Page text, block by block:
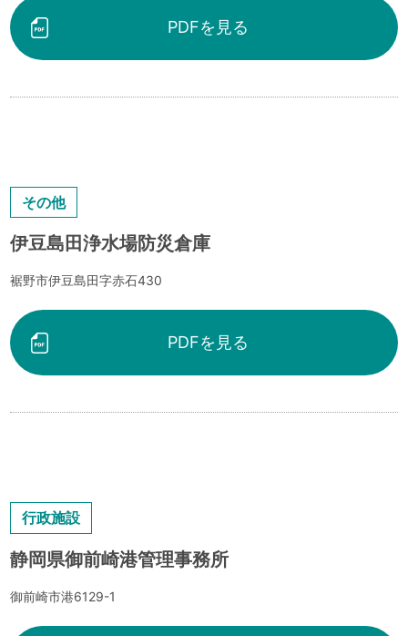
PDFを見る
その他
伊豆島田浄水場防災倉庫
裾野市伊豆島田字赤石430
PDFを見る
行政施設
静岡県御前崎港管理事務所
御前崎市港6129-1